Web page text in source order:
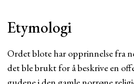
Etymologi
Ordet blote har opprinnelse fra
det ble brukt for å beskrive en